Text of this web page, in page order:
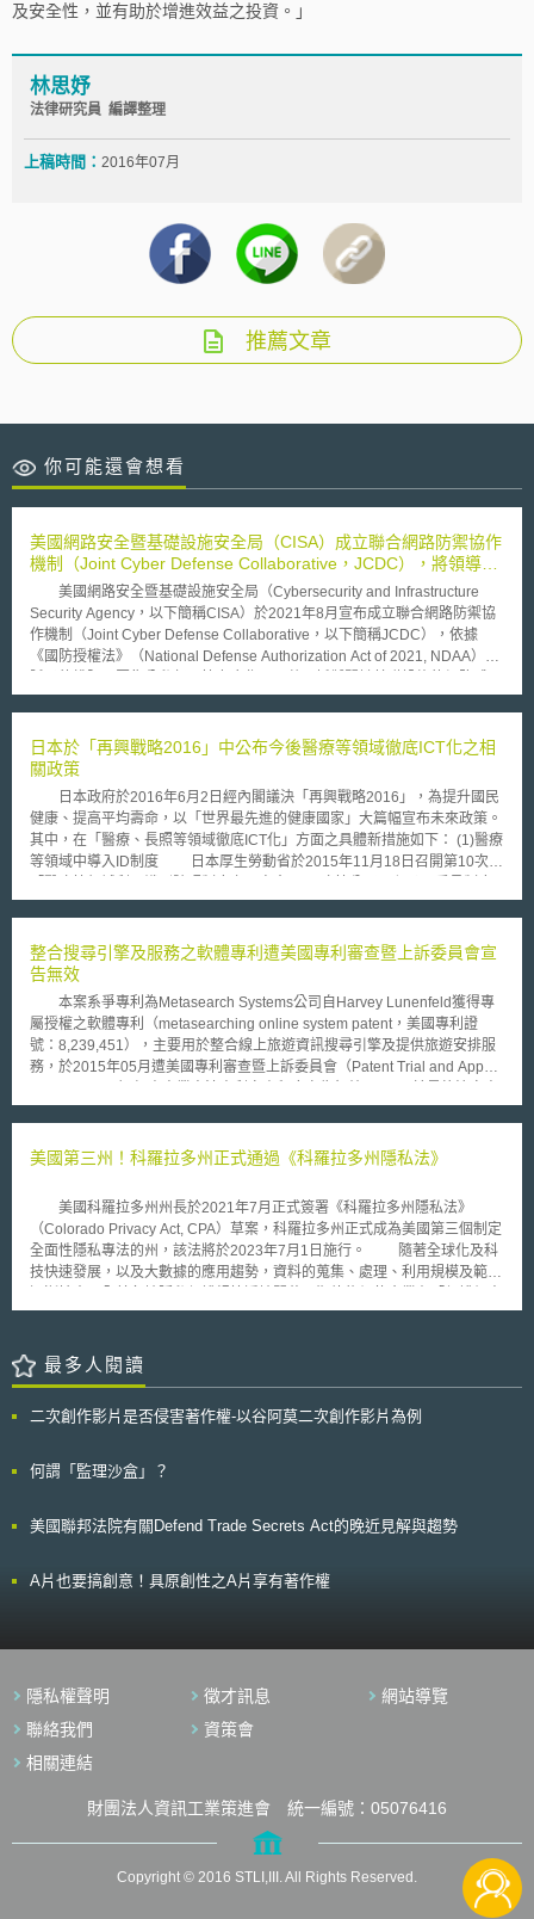
及安全性，並有助於增進效益之投資。」
林思妤
法律研究員 編譯整理
上稿時間： 2016年07月
推薦文章
你可能還會想看
美國網路安全暨基礎設施安全局（CISA）成立聯合網路防禦協作
機制（Joint Cyber Defense Collaborative，JCDC），將領導推
動國家網路聯防計畫
美國網路安全暨基礎設施安全局（Cybersecurity and Infrastructure
Security Agency，以下簡稱CISA）於2021年8月宣布成立聯合網路防禦協
作機制（Joint Cyber Defense Collaborative，以下簡稱JCDC），依據
《國防授權法》（National Defense Authorization Act of 2021, NDAA）所
脅，從而引領國家網路防禦計畫的制定。 聯合網路防禦協作辦公室
（Department of Homeland Security, DHS）、司法部（Department of
Justice, DOJ）、美國網路司令部（United States Cyber Command,
USCYBERCOM）、國家安全局（National Security Agency, NSA）、聯邦
調查局（Federal Bureau of Investigation, FBI）和國家情報總監辦公室
（Office of the Director of National Intelligence, ODNI）。此外，JCDC將
與自願參與的夥伴合作、協商，包括州、地方、部落和地區政府、資訊共享
與分析組織和中心（ISAOs/ISACs），以及關鍵資訊系統的擁有者和營運
提供商）。 目的在藉由這項新的合作機制，協調跨聯邦部門、各州地
或關鍵基礎設施的惡意網路攻擊，尤其是勒索軟體，同時建立事件應變框
架，進而提升國家整體資安防護和應變能力。 是以，JCDC此一新單位
有以下特點： 具獨特的公私部門規劃要求和能力。 落實有效協調機制。 建
立一套共同風險優先項目，並提供共享資訊。 制定、協調網路防禦計畫。
進行聯合演練和評估，以妥適衡量網路防禦行動的有效性。 而JCDC主
要功能，整理如下： 全面、全國性的計畫，以處理穩定操作和事件期間的
整合網路防禦能力，以保護國家的關鍵基礎設施。 確保網路防禦行動計畫
性，以滿足公私部門的網路防禦需求。 制度化的演練和評估，以持續衡量
門、關鍵製造部門、資訊技術等），將其獨特專業知識用於量身定制計畫，
以應對風險。
日本於「再興戰略2016」中公布今後醫療等領域徹底ICT化之相
關政策
日本政府於2016年6月2日經內閣議決「再興戰略2016」，為提升國民
健康、提高平均壽命，以「世界最先進的健康國家」大篇幅宣布未來政策。
其中，在「醫療、長照等領域徹底ICT化」方面之具體新措施如下： (1)醫療
等領域中導入ID制度 日本厚生勞動省於2015年11月18日召開第10次
の活用等に関する研究会)，並於次月公布相關研究報告書，其內容包含導
年開始階段性運用，並於2020年正式實施，因此，本年度工作目標設定
為，著手勾勒具體之應用系統機制，並針對實務面相關議題進行討論，自明
年開始落實系統開發，整體而言，日本現階段最重要的目標就是促使醫療領
域徹底數位化及標準化。 (2)透過巨量資料之利用，增進相關領域之創新
「次世代醫療ICT基礎設施協議會」(次世代医療ICT基盤協議会策定)將
延續2016年3月由其所策定之「醫療領域資料利用計畫」(「医療等分野デ
ータ利活用プログラム」，意即加強各資料庫(例如醫療資訊資料庫MID-
療領域資訊利用、醫藥相關研發之目標，應成立「代理機關（暫稱）」，以
「再興戰略2016」中將此機關之設置列為次世代醫療ICT基礎設施協議會之
法律措施。 (3)個人醫療和健康資訊之綜合利用 日本政府期望透過不同
終端設備收集關於醫療、健康等資料，並鼓勵民間依此開發新市場，但在此
之前，政府必須先行建構一個能良性發展的環境。首先，為實現針對個人需
求量身打造的「個別化健康服務」，保險業者、握有病歷的機構、健檢中心
及可穿戴式終端設備等，得經當事人同意後收集、分析其日常健康資訊，該
「個別化健康服務」之實證計畫將於本年度啟動，由地區中小企業開始。
政府機關應訂定一些獎勵措施，鼓勵業者將ICT技術活用於預防、健康醫學
領域上。 此外，今年度「次世代醫療ICT基礎設施協議會」還有一項重
Recaord，簡稱PHR)，讓相關醫療資料得以流通運用。同時，日本政府希
麼做的目的在於，過往因為醫療資訊不流通，以及重症照護上的斷層，使身
整合搜尋引擎及服務之軟體專利遭美國專利審查暨上訴委員會宣
告無效
本案系爭專利為Metasearch Systems公司自Harvey Lunenfeld獲得專
屬授權之軟體專利（metasearching online system patent，美國專利證
號：8,239,451），主要用於整合線上旅遊資訊搜尋引擎及提供旅遊安排服
務，於2015年05月遭美國專利審查暨上訴委員會（Patent Trial and Appeal
中認定，專利證號8,239,451之美國專利有六項專利範圍（claim）均為無
整合諸多線上搜尋引擎提供旅遊資訊搜尋服務，並同時附帶旅遊代訂票券及
上仍僅為抽象概念，而不具備專利適格性。是以，軟體研發雖帶來許多便利
性，但是若僅為抽象概念運用方式的結合，就只是一種改變消費模式所帶來
的便利，並未足以達到具有專利保護必要之重要技術發展。 本案最初
源於Metasearch Systems公司於2012年向德拉瓦州聯邦法院對美國運通公
司、Expedia Inc.及Preiceline.com Inc.等旅遊網站業者提起專利侵權訴訟，
一個較明確且統一的判斷標準，逐漸在實務個案上產生影響。
美國第三州！科羅拉多州正式通過《科羅拉多州隱私法》
美國科羅拉多州州長於2021年7月正式簽署《科羅拉多州隱私法》
（Colorado Privacy Act, CPA）草案，科羅拉多州正式成為美國第三個制定
全面性隱私專法的州，該法將於2023年7月1日施行。 隨著全球化及科
技快速發展，以及大數據的應用趨勢，資料的蒐集、處理、利用規模及範圍
資料」與「資料自由流通」及「資料商業運用」中取得平衡。 2018年美國
Act, CCPA）成為全美第一州級隱私保護專法後，包含華盛頓州、伊利諾
州、紐約州等，也都提出各該州級隱私保護法案，而美國維吉尼亞州議會於
CDPA）法案，並在3月經由州長簽署，正式成為美國第二個擁有隱私保護
CPA草案送交州長簽署後，於7月順利成為第三個通過隱私保護專法的州。
portability）外；CPA規定在資料控制者對其消費者進行目標式廣告
重大影響時，消費者享有選擇退出權（right to opt out）。 整體而言，
聯邦隱私保護法下，透過州級隱私立法，保有各州特色並作為各州隱私保護
執法依據。
最多人閱讀
二次創作影片是否侵害著作權-以谷阿莫二次創作影片為例
何謂「監理沙盒」？
美國聯邦法院有關Defend Trade Secrets Act的晚近見解與趨勢
A片也要搞創意！具原創性之A片享有著作權
隱私權聲明 徵才訊息
網站導覽
聯絡我們
資策會
相關連結
財團法人資訊工業策進會 統一編號：05076416
Copyright © 2016 STLI,III. All Rights Reserved.